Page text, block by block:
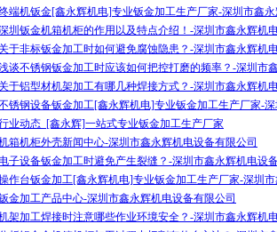
端机钣金[鑫永辉机电]专业钣金加工生产厂家-深圳市鑫
圳钣金机箱机柜的作用以及特点介绍！-深圳市鑫永辉机
关于非标钣金加工时如何避免腐蚀隐患？-深圳市鑫永辉机
谈不锈钢钣金加工时应该如何把控打磨的频率？-深圳市
关于铝型材机架加工有哪几种焊接方式？-深圳市鑫永辉机
锈钢设备钣金加工[鑫永辉机电]专业钣金加工生产厂家-
业动态_[鑫永辉]一站式专业钣金加工生产厂家
箱机柜外壳新闻中心-深圳市鑫永辉机电设备有限公司
子设备钣金加工时避免产生裂缝？-深圳市鑫永辉机电设
作台钣金加工[鑫永辉机电]专业钣金加工生产厂家-深圳
金加工产品中心-深圳市鑫永辉机电设备有限公司
架加工焊接时注意哪些作业环境安全？-深圳市鑫永辉机